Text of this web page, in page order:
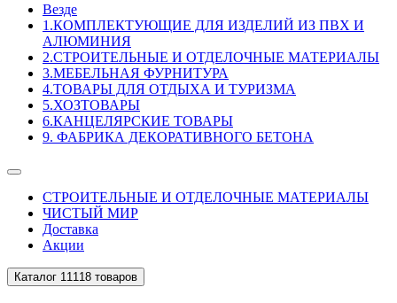
Везде
1.КОМПЛЕКТУЮЩИЕ ДЛЯ ИЗДЕЛИЙ ИЗ ПВХ И
АЛЮМИНИЯ
2.СТРОИТЕЛЬНЫЕ И ОТДЕЛОЧНЫЕ МАТЕРИАЛЫ
3.МЕБЕЛЬНАЯ ФУРНИТУРА
4.ТОВАРЫ ДЛЯ ОТДЫХА И ТУРИЗМА
5.ХОЗТОВАРЫ
6.КАНЦЕЛЯРСКИЕ ТОВАРЫ
9. ФАБРИКА ДЕКОРАТИВНОГО БЕТОНА
СТРОИТЕЛЬНЫЕ И ОТДЕЛОЧНЫЕ МАТЕРИАЛЫ
ЧИСТЫЙ МИР
Доставка
Акции
Каталог 11118 товаров